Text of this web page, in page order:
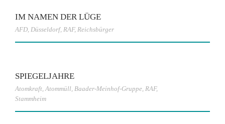
IM NAMEN DER LÜGE
AFD, Düsseldorf, RAF, Reichsbürger
SPIEGELJAHRE
Atomkraft,Atommüll, Baader-Meinhof-Gruppe, RAF,
Stammheim